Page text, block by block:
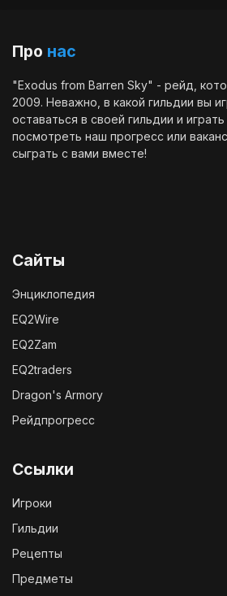
Про нас
"Exodus from Barren Sky" - рейд,
2009. Неважно, в какой гильдии вы
оставаться в своей гильдии и
посмотреть наш прогресс или
сыграть с вами вместе!
Сайты
Энциклопедия
EQ2Wire
EQ2Zam
EQ2traders
Dragon's Armory
Рейдпрогресс
Ссылки
Игроки
Гильдии
Рецепты
Предметы